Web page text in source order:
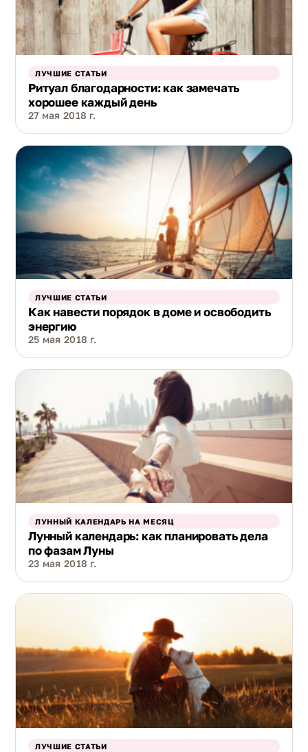
ЛУЧШИЕ СТАТЬИ
Ритуал благодарности: как замечать
хорошее каждый день
27 мая 2018 г.
ЛУЧШИЕ СТАТЬИ
Как навести порядок в доме и освободить
энергию
25 мая 2018 г.
ЛУННЫЙ КАЛЕНДАРЬ НА МЕСЯЦ
Лунный календарь: как планировать дела
по фазам Луны
23 мая 2018 г.
ЛУЧШИЕ СТАТЬИ